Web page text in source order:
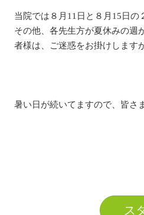
当院では８月11日と８月15日
その他、各先生方が夏休みの週
者様は、ご迷惑をお掛けします
暑い日が続いてますので、皆
ス